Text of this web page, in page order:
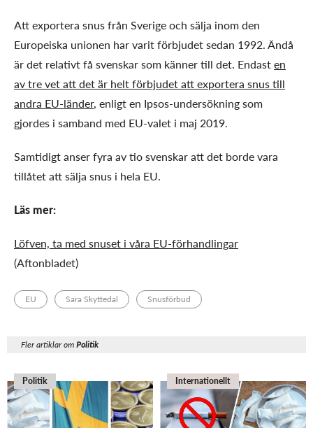
Att exportera snus från Sverige och sälja inom den
Europeiska unionen har varit förbjudet sedan 1992. Ändå
är det relativt få svenskar som känner till det. Endasten
av tre vet att det är helt förbjudet att exportera snus till
andra EU-länder, enligt en Ipsos-undersökning som
gjordes i samband med EU-valet i maj 2019.
Samtidigt anser fyra av tio svenskar att det borde vara
tillåtet att sälja snus i hela EU.
Läs mer:
Löfven, ta med snuset i våra EU-förhandlingar
(Aftonbladet)
EU Sara Skyttedal Snusförbud
Fler artiklar omPolitik
Politik Internationellt